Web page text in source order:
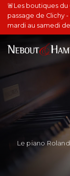
🚨Les boutiques du
passage de Clichy
mardi au samedi de
Le piano